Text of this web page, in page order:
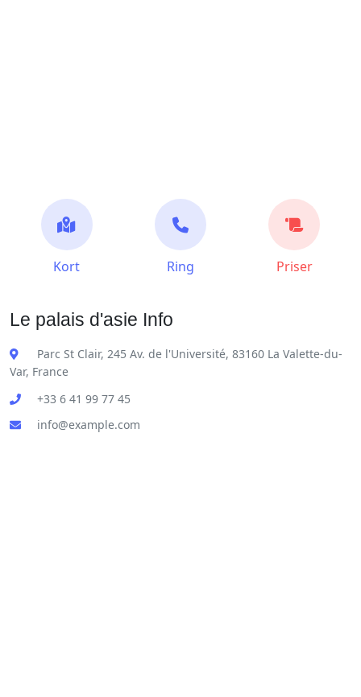
Kort Ring Priser
Le palais d'asie Info
Parc St Clair, 245 Av. de l'Université, 83160 La Valette-du-
Var, France
+33 6 41 99 77 45
info@example.com